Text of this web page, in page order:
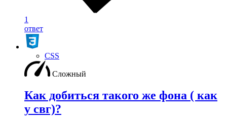
1
ответ
CSS
Сложный
Как добиться такого же фона ( как
у свг)?